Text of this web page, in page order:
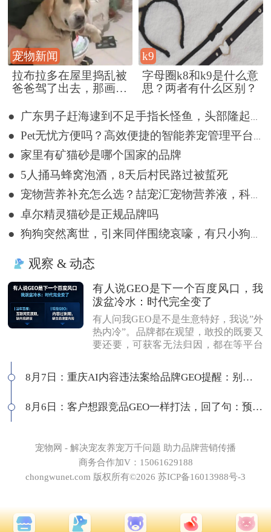
宠物新闻
拉布拉多在屋里捣乱被
爸爸驾了出去，那画面
k9
字母圈k8和k9是什么意
思？两者有什么区别？
● Pet无忧方便吗？高效便捷的智能养宠管理平台详解
● 家里有矿猫砂是哪个国家的品牌
● 5人捅马蜂窝泡酒，8天后村民路过被蜇死
● 宠物营养补充怎么选？喆宠汇宠物营养液，科学告别宠物亚健康
● 卓尔精灵猫砂是正规品牌吗
● 狗狗突然离世，引来同伴围绕哀嚎，有只小狗尿都没撒完就来了
观察 & 动态
有人说GEO是下一个百度风口，我
泼盆冷水：时代完全变了
有人问我GEO是不是生意特好，我说”外
热内冷”。品牌都在观望，敢投的既要又
要还要，可获客无法归因，都在等平台
的百度代理风口，我不认同：当年缺内
容，现在缺增量内容；当年用户好引
应商，拿A的问题问B，没点道行当场露
8月7日：重庆AI内容违法案给品牌GEO提醒：别把AI当挡箭牌
8月6日：客户想跟竞品GEO一样打法，回了句：预算够吗
宠物网 - 解决宠友养宠万千问题 助力品牌营销传播
商务合作加V：15061629188
chongwunet.com 版权所有©2026 苏ICP备16013988号-3